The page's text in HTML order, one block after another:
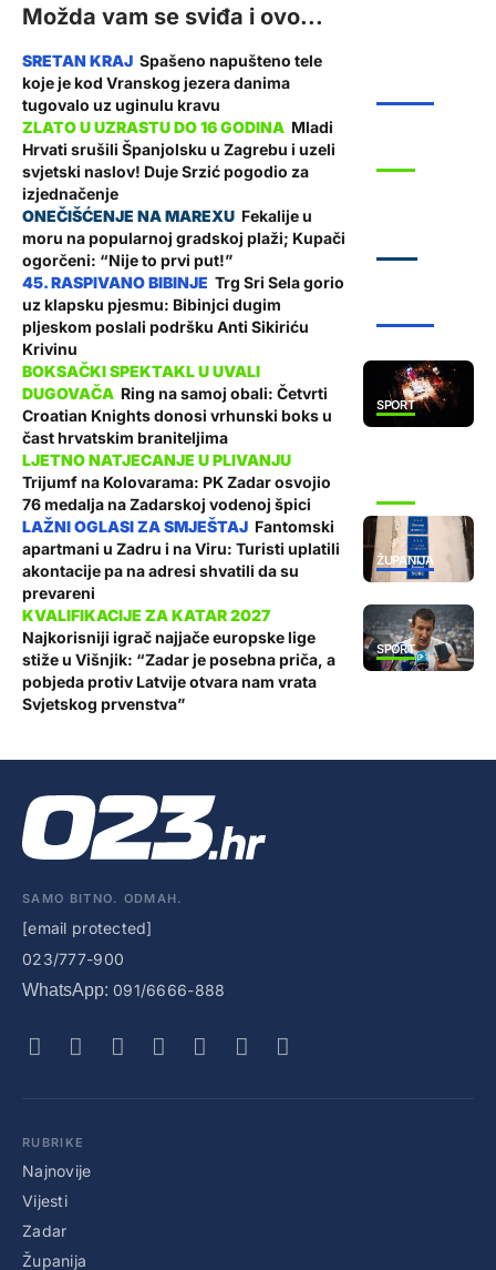
Možda vam se sviđa i ovo...
Spašeno napušteno tele
koje je kod Vranskog jezera danima
tugovalo uz uginulu kravu
Mladi
Hrvati srušili Španjolsku u Zagrebu i uzeli
svjetski naslov! Duje Srzić pogodio za
izjednačenje
Fekalije u
moru na popularnoj gradskoj plaži; Kupači
ogorčeni: “Nije to prvi put!”
Trg Sri Sela gorio
uz klapsku pjesmu: Bibinjci dugim
pljeskom poslali podršku Anti Sikiriću
Krivinu
SPORT
Ring na samoj obali: Četvrti
Croatian Knights donosi vrhunski boks u
čast hrvatskim braniteljima
Trijumf na Kolovarama: PK Zadar osvojio
76 medalja na Zadarskoj vodenoj špici
ŽUPANIJA
Fantomski
apartmani u Zadru i na Viru: Turisti uplatili
akontacije pa na adresi shvatili da su
prevareni
SPORT
Najkorisniji igrač najjače europske lige
stiže u Višnjik: “Zadar je posebna priča, a
pobjeda protiv Latvije otvara nam vrata
Svjetskog prvenstva”
SAMO BITNO. ODMAH.
[email protected]
023/777-900
WhatsApp: 091/6666-888
RUBRIKE
Najnovije
Vijesti
Zadar
Županija